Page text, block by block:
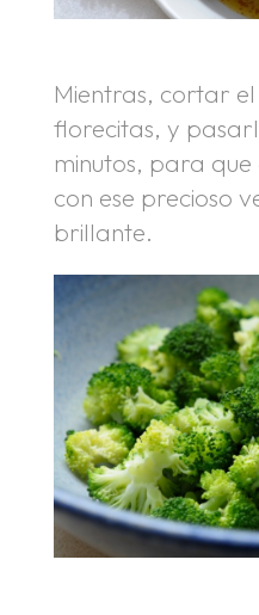
Mientras, cortar
florecitas, y
minutos, para que
con ese precioso
brillante.